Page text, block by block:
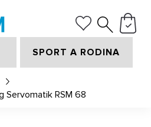
SPORT A RODINA
Servomatik RSM 68